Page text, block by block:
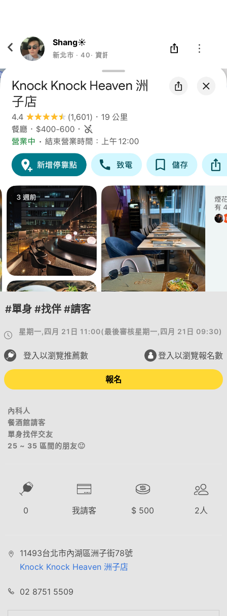
Shang☀️
新北市 ‧ 40‧ 資訊主管
#單身 #找伴 #請客
星期一,四月 21日 11:00(最後審核星期一,四月 21日 09:30)
登入以瀏覽推薦數 登入以瀏覽報名數
報名
內科人
餐酒館請客
單身找伴交友
25 ~ 35 區間的朋友🙂
0 我請客 $ 500 2人
11493台北市內湖區洲子街78號
Knock Knock Heaven 洲子店
02 8751 5509